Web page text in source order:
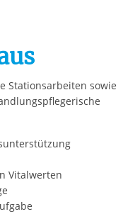
Stationsarbeiten sowie
Vitalwerten